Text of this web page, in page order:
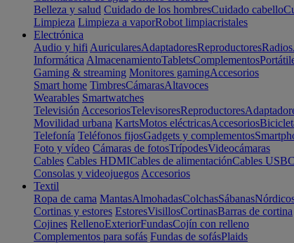
Belleza y salud Cuidado de los hombresCuidado cabello
Limpieza Limpieza a vaporRobot limpiacristales
Electrónica
Audio y hifi AuricularesAdaptadoresReproductoresRadios
Informática AlmacenamientoTabletsComplementos
Gaming & streaming Monitores gamingAccesorios
Smart home TimbresCámarasAltavoces
Wearables Smartwatches
Televisión AccesoriosTelevisoresReproductores
Movilidad urbana KartsMotos eléctricasAccesorios
Telefonía Teléfonos fijosGadgets y complementos
Foto y vídeo Cámaras de fotosTrípodesVideocámaras
Cables Cables HDMICables de alimentaciónCables USB
Consolas y videojuegos Accesorios
Textil
Ropa de cama MantasAlmohadasColchasSábanas
Cortinas y estores EstoresVisillosCortinasBarras de cortina
Cojines RellenoExteriorFundasCojín con relleno
Complementos para sofás Fundas de sofásPlaids